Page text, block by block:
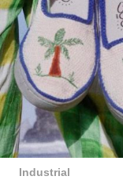
Industrial